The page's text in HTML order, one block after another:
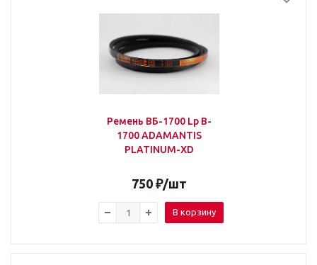
Ремень ВБ-1700 Lp B-
1700 ADAMANTIS
PLATINUM-XD
750₽/шт
В корзину